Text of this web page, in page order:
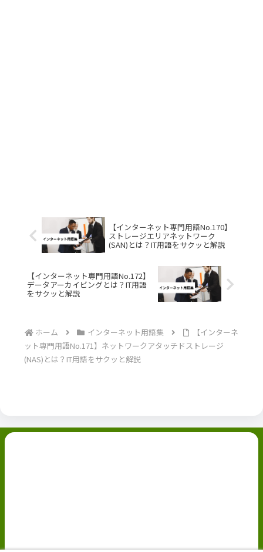
【インターネット専門用語No.170】
ストレージエリアネットワーク
(SAN)とは？IT用語をサクッと解説
【インターネット専門用語No.172】
データアーカイビングとは？IT用語
をサクッと解説
ホーム インターネット用語集
【インターネ
ット専門用語No.171】ネットワークアタッチドストレージ
(NAS)とは？IT用語をサクッと解説
© 2022 副業ブログ.